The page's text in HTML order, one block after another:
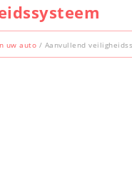
uw auto / Aanvullend